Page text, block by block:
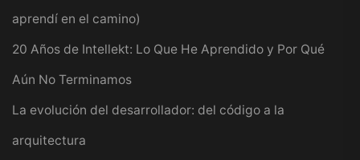
aprendí en el camino)
20 Años de Intellekt: Lo Que He Aprendido y Por Qué
Aún No Terminamos
La evolución del desarrollador: del código a la
arquitectura